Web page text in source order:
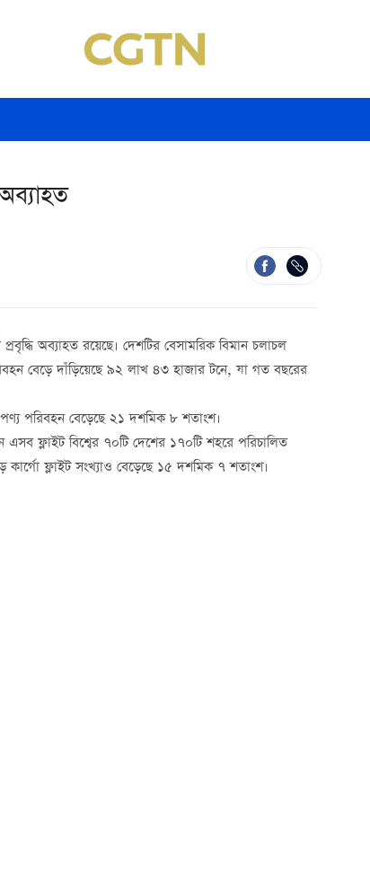
অব্যাহত রয়েছে। দেশটির বেসামরিক বিমান চলাচল
বেড়ে দাঁড়িয়েছে ৯২ লাখ ৪৩ হাজার টনে, যা গত বছরের
পণ্য পরিবহন বেড়েছে ২১ দশমিক ৮ শতাংশ।
ফ্লাইট বিশ্বের ৭০টি দেশের ১৭০টি শহরে পরিচালিত
ফ্লাইট সংখ্যাও বেড়েছে ১৫ দশমিক ৭ শতাংশ।